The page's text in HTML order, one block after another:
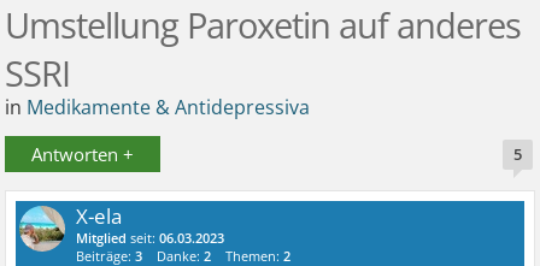
Umstellung Paroxetin auf anderes
SSRI
in Medikamente & Antidepressiva
Antworten + 5
X-ela
Mitglied seit:06.03.2023
Beiträge:3 Danke:2 Themen:2